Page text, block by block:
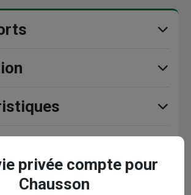
privée compte pour
Chausson